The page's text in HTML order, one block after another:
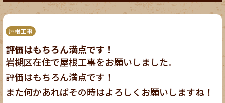
屋根工事
評価はもちろん満点です！
岩槻区在住で屋根工事をお願いしました。
評価はもちろん満点です！
また何かあればその時はよろしくお願いしますね！